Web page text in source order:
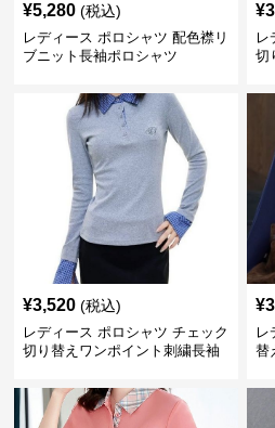
¥5,280 (税込)
レディース ポロシャツ 配色襟リ
ブニット長袖ポロシャツ
¥
レ
切
¥3,520 (税込)
レディース ポロシャツ チェック
切り替えワンポイント刺繍長袖
¥
レ
替